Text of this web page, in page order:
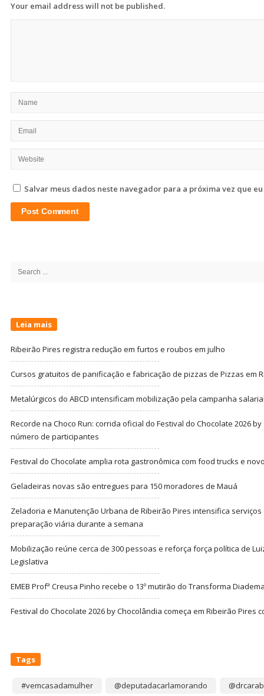
Your email address will not be published.
Salvar meus dados neste navegador para a próxima vez que
Search
Leia mais
Ribeirão Pires registra redução em furtos e roubos em julho
Cursos gratuitos de panificação e fabricação de pizzas de Pizzas em
Metalúrgicos do ABCD intensificam mobilização pela campanha
Recorde na Choco Run: corrida oficial do Festival do Chocolate 2026
número de participantes
Festival do Chocolate amplia rota gastronômica com food trucks e
Geladeiras novas são entregues para 150 moradores de Mauá
Zeladoria e Manutenção Urbana de Ribeirão Pires intensifica
preparação viária durante a semana
Mobilização reúne cerca de 300 pessoas e reforça força política de
Legislativa
EMEB Profª Creusa Pinho recebe o 13º mutirão do Transforma
Festival do Chocolate 2026 by Chocolândia começa em Ribeirão Pires
Tags
#vemcasadamulher @deputadacarlamorando